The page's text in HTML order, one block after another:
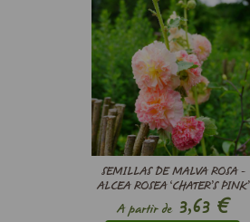
SEMILLAS DE MALVA ROSA -
ALCEA ROSEA ‘CHATER’S PINK’
A partir de3,63€